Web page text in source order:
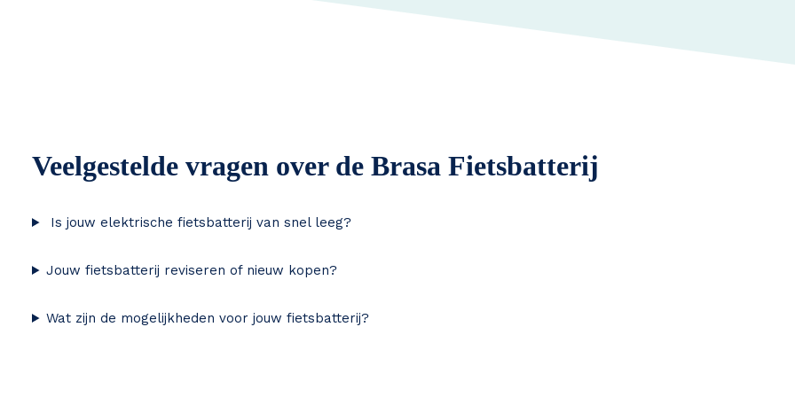
Veelgestelde vragen over de Brasa Fietsbatterij
Is jouw elektrische fietsbatterij van snel leeg?
Jouw fietsbatterij reviseren of nieuw kopen?
Wat zijn de mogelijkheden voor jouw fietsbatterij?